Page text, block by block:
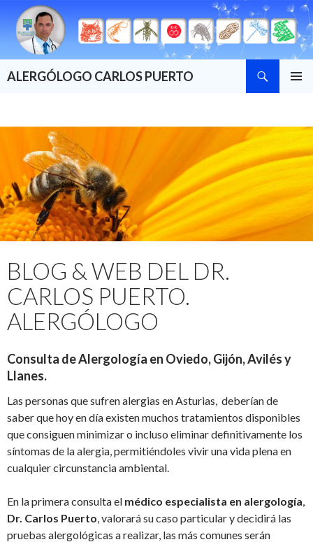
ALERGÓLOGO CARLOS PUERTO
BLOG & WEB DEL DR.
CARLOS PUERTO.
ALERGÓLOGO
Consulta de Alergología en Oviedo, Gijón, Avilés y
Llanes.
Las personas que sufren alergias en Asturias, deberían de
saber que hoy en día existen muchos tratamientos disponibles
que consiguen minimizar o incluso eliminar definitivamente los
síntomas de la alergia, permitiéndoles vivir una vida plena en
cualquier circunstancia ambiental.
En la primera consulta el médico especialista en alergología
Dr. Carlos Puerto , valorará su caso particular y decidirá las
pruebas alergológicas a realizar, las más comunes serán